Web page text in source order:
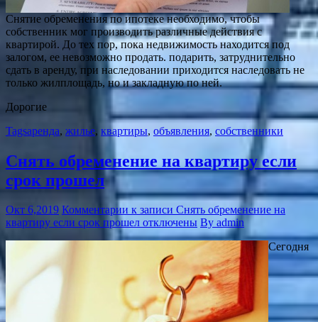
Снятие обременения по ипотеке необходимо, чтобы
собственник мог производить различные действия с
квартирой. До тех пор, пока недвижимость находится под
залогом, ее невозможно продать. подарить, затруднительно
сдать в аренду, при наследовании приходится наследовать не
только жилплощадь, но и закладную по ней.
Дорогие
Tagsаренда, жилье, квартиры, объявления, собственники
Снять обременение на квартиру если
срок прошел
Окт 6,2019 Комментарии к записи Снять обременение на
квартиру если срок прошел отключены By admin
Сегодня